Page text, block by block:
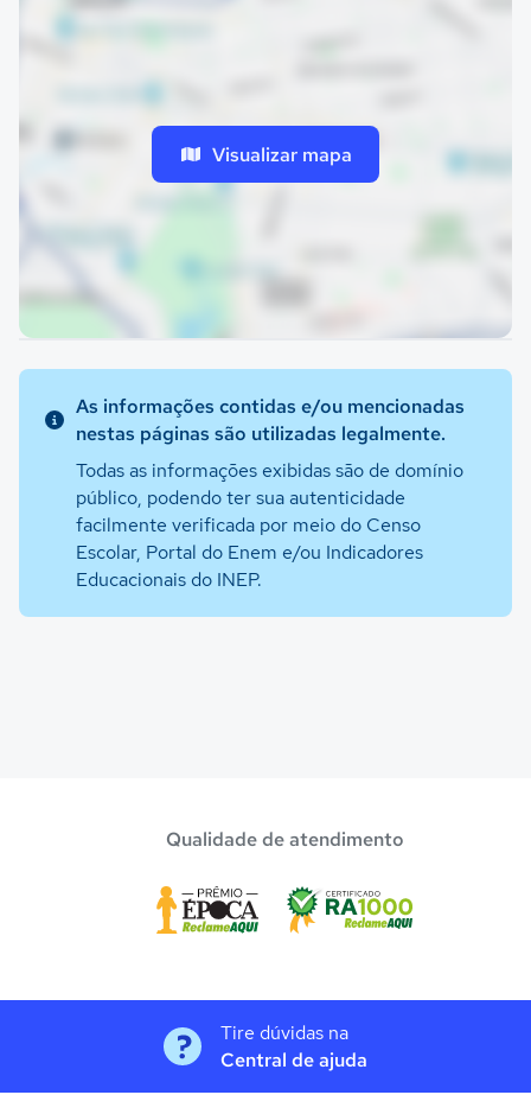
Visualizar mapa
As informações contidas e/ou mencionadas
nestas páginas são utilizadas legalmente.
Todas as informações exibidas são de domínio
público, podendo ter sua autenticidade
facilmente verificada por meio do Censo
Escolar, Portal do Enem e/ou Indicadores
Educacionais do INEP.
Qualidade de atendimento
Tire dúvidas na
Central de ajuda